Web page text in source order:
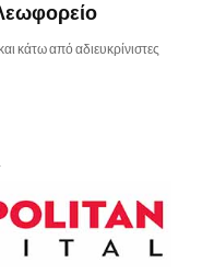
κάτω από αδιευκρίνιστες